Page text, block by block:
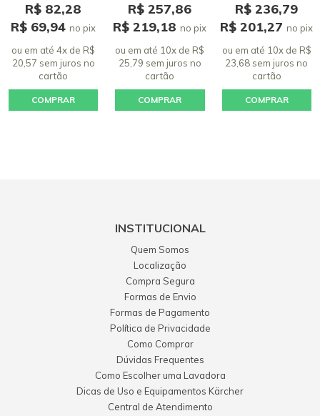
R$ 82,28
R$ 69,94no pix
ou em até 4x de R$
20,57 sem juros no
cartão
COMPRAR
R$ 257,86
R$ 219,18no pix
ou em até 10x de R$
25,79 sem juros no
cartão
COMPRAR
R$ 236,79
R$ 201,27no pix
ou em até 10x de R$
23,68 sem jurosno
cartão
COMPRAR
INSTITUCIONAL
Quem Somos
Localização
Compra Segura
Formas de Envio
Formas de Pagamento
Política de Privacidade
Como Comprar
Dúvidas Frequentes
Como Escolher uma Lavadora
Dicas de Uso e Equipamentos Kärcher
Central de Atendimento